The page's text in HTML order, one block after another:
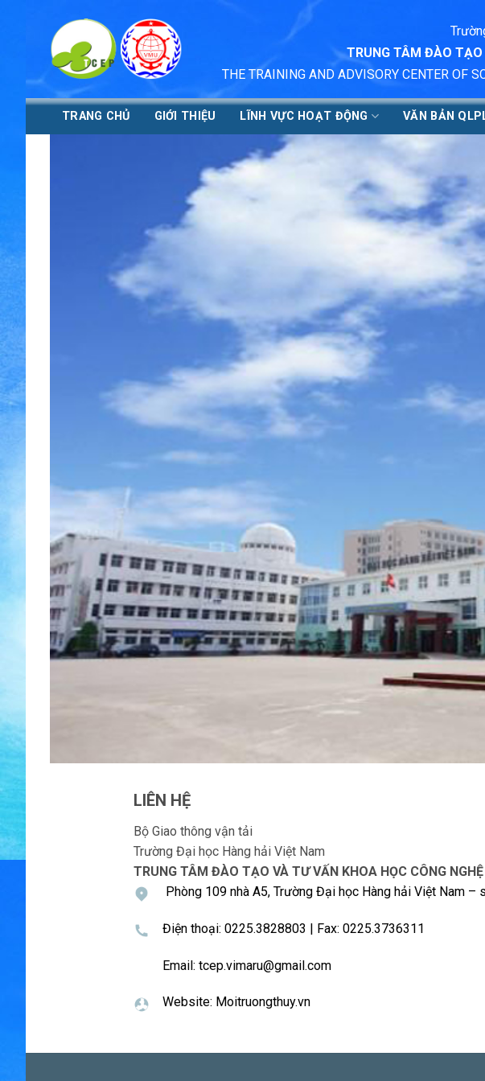
content
TRUNG TÂM ĐÀO TẠO
THE TRAINING AND ADVISORY CENTER OF
TRANG CHỦ GIỚI THIỆU LĨNH VỰC HOẠT ĐỘNG VĂN BẢN
LIÊN HỆ
Bộ Giao thông vận tải
Trường Đại học Hàng hải Việt Nam
TRUNG TÂM ĐÀO TẠO VÀ TƯ VẤN KHOA HỌC CÔNG
Phòng 109 nhà A5, Trường Đại học Hàng hải Việt Nam
Điện thoại: 0225.3828803 | Fax: 0225.3736311
Email:tcep.vimaru@gmail.com
Website: Moitruongthuy.vn